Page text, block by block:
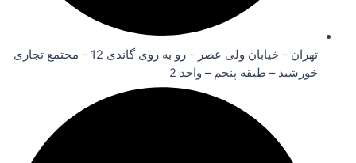
تهران – خیابان ولی عصر – رو به روی گاندی 12 – مجتمع تجاری
خورشید – طبقه پنجم – واحد 2